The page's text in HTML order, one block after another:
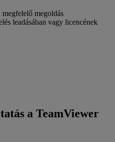
megfelelő megoldás
leadásában vagy licencének
a TeamViewer